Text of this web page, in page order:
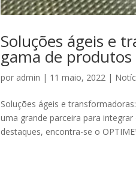
Soluções ágeis e
gama de
por admin | 11 maio, 2022 |
Soluções ágeis e
uma grande parceira para
destaques, encontra-se o